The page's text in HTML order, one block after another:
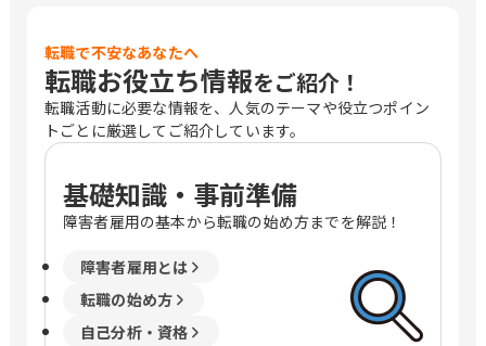
転職で不安なあなたへ
転職お役立ち情報をご紹介！
転職活動に必要な情報を、人気のテーマや役立つポイン
トごとに厳選してご紹介しています。
基礎知識・事前準備
障害者雇用の基本から転職の始め方までを解説！
障害者雇用とは
転職の始め方
自己分析・資格